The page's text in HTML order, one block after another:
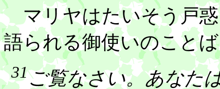
マリヤはたいそう戸惑
語られる御使いのこと
31ご覧なさい。あなた